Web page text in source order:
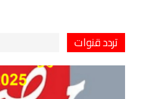
تردد قنوات